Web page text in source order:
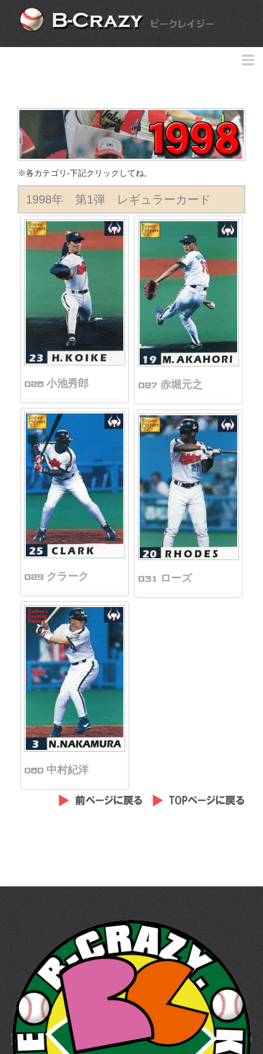
※各カテゴリ-下記クリックしてね。
1998年 第1弾 レギュラーカード
レギュラーカード:-第1弾-
WEST SPECIAL:-第1弾-
スターカード:-第1弾-
CDカード:-第1弾-
第2弾
第3弾
1990-1999年カード
その他の年代カード
026 小池秀郎 027 赤堀元之
029 クラーク 031 ローズ
060 中村紀洋